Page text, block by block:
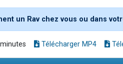
un Rav chez vous ou dans
Télécharger MP4